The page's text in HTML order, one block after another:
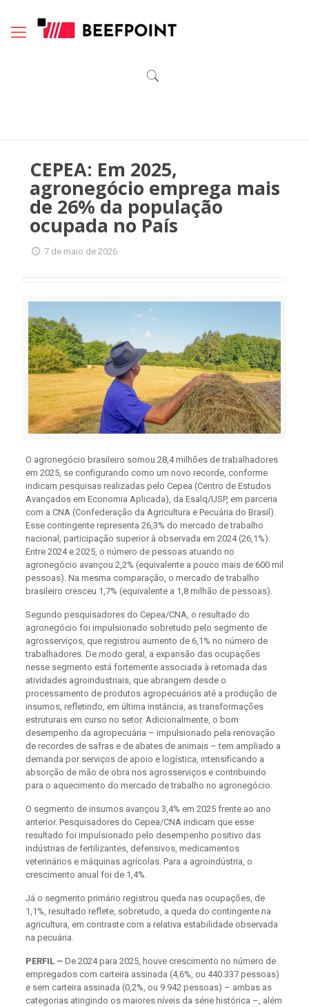
CEPEA: Em 2025,
agronegócio emprega mais
de 26% da população
ocupada no País
7 de maio de 2026
O agronegócio brasileiro somou 28,4 milhões de trabalhadores
em 2025, se configurando como um novo recorde, conforme
indicam pesquisas realizadas pelo Cepea (Centro de Estudos
Avançados em Economia Aplicada), da Esalq/USP, em parceria
com a CNA (Confederação da Agricultura e Pecuária do Brasil).
Esse contingente representa 26,3% do mercado de trabalho
nacional, participação superior à observada em 2024 (26,1%).
Entre 2024 e 2025, o número de pessoas atuando no
agronegócio avançou 2,2% (equivalente a pouco mais de 600 mil
pessoas). Na mesma comparação, o mercado de trabalho
brasileiro cresceu 1,7% (equivalente a 1,8 milhão de pessoas).
Segundo pesquisadores do Cepea/CNA, o resultado do
agronegócio foi impulsionado sobretudo pelo segmento de
agrosserviços, que registrou aumento de 6,1% no número de
trabalhadores. De modo geral, a expansão das ocupações
nesse segmento está fortemente associada à retomada das
atividades agroindustriais, que abrangem desde o
processamento de produtos agropecuários até a produção de
insumos, refletindo, em última instância, as transformações
estruturais em curso no setor. Adicionalmente, o bom
desempenho da agropecuária – impulsionado pela renovação
de recordes de safras e de abates de animais – tem ampliado a
demanda por serviços de apoio e logística, intensificando a
absorção de mão de obra nos agrosserviços e contribuindo
para o aquecimento do mercado de trabalho no agronegócio.
O segmento de insumos avançou 3,4% em 2025 frente ao ano
anterior. Pesquisadores do Cepea/CNA indicam que esse
resultado foi impulsionado pelo desempenho positivo das
indústrias de fertilizantes, defensivos, medicamentos
veterinários e máquinas agrícolas. Para a agroindústria, o
crescimento anual foi de 1,4%.
Já o segmento primário registrou queda nas ocupações, de
1,1%, resultado reflete, sobretudo, a queda do contingente na
agricultura, em contraste com a relativa estabilidade observada
na pecuária.
PERFIL – De 2024 para 2025, houve crescimento no número de
empregados com carteira assinada (4,6%, ou 440.337 pessoas)
e sem carteira assinada (0,2%, ou 9.942 pessoas) – ambas as
categorias atingindo os maiores níveis da série histórica –, além